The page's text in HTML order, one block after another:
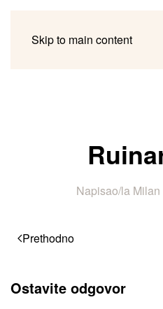
Skip to main content
Napisao/la Milan
Prethodno
Ostavite odgovor